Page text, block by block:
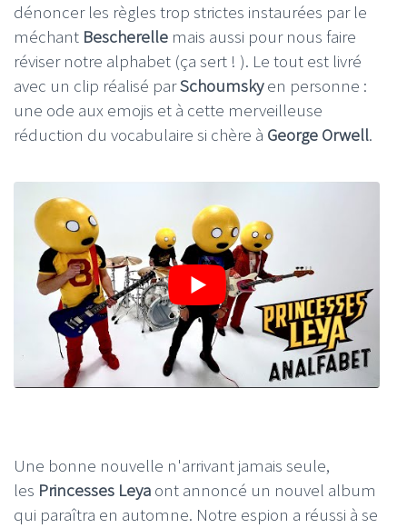
dénoncer les règles trop strictes instaurées par le
méchant Bescherelle mais aussi pour nous faire
réviser notre alphabet (ça sert ! ). Le tout est livré
avec un clip réalisé parSchoumskyen personne :
une ode aux emojis et à cette merveilleuse
réduction du vocabulaire si chère à George Orwell.
Une bonne nouvelle n'arrivant jamais seule,
les Princesses Leya ont annoncé un nouvel album
qui paraîtra en automne. Notre espion a réussi à se